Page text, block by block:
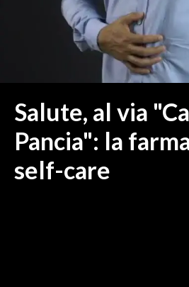
SASSARI E PROVINCIA
NUORO E PROVINCIA
ITALIA
MONDO
Salute, al via
Pancia": la
self-care